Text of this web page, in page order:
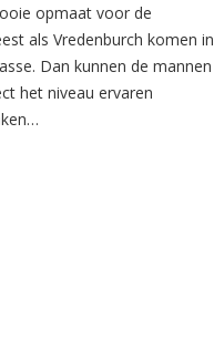
opmaat voor de
als Vredenburch komen in
Dan kunnen de mannen
het niveau ervaren